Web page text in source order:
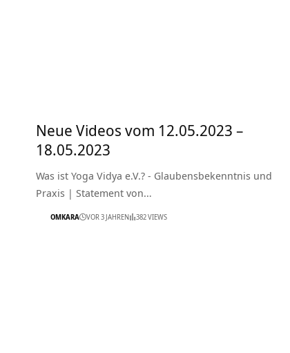
Neue Videos vom 12.05.2023 –
18.05.2023
Was ist Yoga Vidya e.V.? - Glaubensbekenntnis und
Praxis | Statement von…
OMKARA VOR 3 JAHREN 382 VIEWS